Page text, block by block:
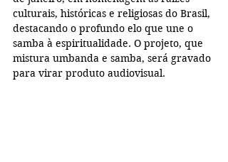
culturais, históricas e religiosas do Brasil,
destacando o profundo elo que une o
samba à espiritualidade. O projeto, que
mistura umbanda e samba, será gravado
para virar produto audiovisual.